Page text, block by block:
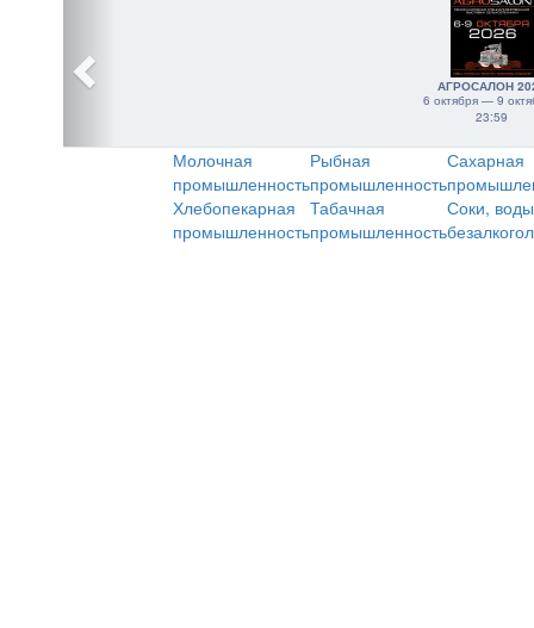
АГРОСАЛОН
6 октября — 9
23:59
Молочная
промышленность
Рыбная
промышленность
Сахарная
Хлебопекарная
промышленность
Табачная
промышленность
Соки,